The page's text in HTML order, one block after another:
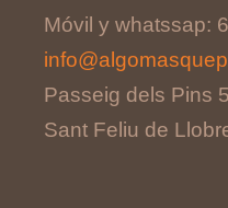
Móvil y whatssap:
Passeig dels Pins
Sant Feliu de